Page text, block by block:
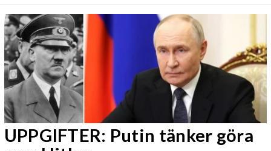
UPPGIFTER: Putin tänker göra